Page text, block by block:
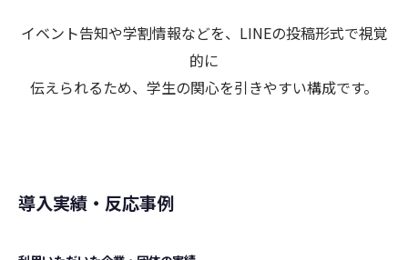
イベント告知や学割情報などを、LINEの投稿形式で視覚
的に
伝えられるため、学生の関心を引きやすい構成です。
導入実績・反応事例